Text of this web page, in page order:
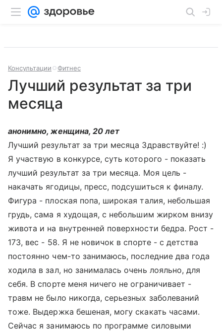
Консультации Фитнес
Лучший результат за три
месяца
анонимно, женщина, 20 лет
Лучший результат за три месяца Здравствуйте! :)
Я участвую в конкурсе, суть которого - показать
лучший результат за три месяца. Моя цель -
накачать ягодицы, пресс, подсушиться к финалу.
Фигура - плоская попа, широкая талия, небольшая
грудь, сама я худощая, с небольшим жирком внизу
живота и на внутренней поверхности бедра. Рост -
173, вес - 58. Я не новичок в спорте - с детства
постоянно чем-то занимаюсь, последние два года
ходила в зал, но занималась очень лояльно, для
себя. В спорте меня ничего не ограничивает -
травм не было никогда, серьезных заболеваний
тоже. Выдержка бешеная, могу скакать часами.
Сейчас я занимаюсь по программе силовыми